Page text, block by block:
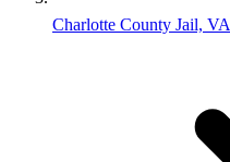
Charlotte County Jail, VA